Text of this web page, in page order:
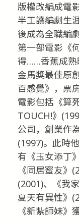
版權改編成電
半工讀編劇生
後成為全職編
第一部電影《
得……香蕉成熟
金馬獎最佳原
百感覺》，票
電影包括《算
TOUCH!》
公司，創業作
(1997)。此時
有《玉女添丁
《同居蜜友》
(2001)、《我
夏天有異性》
《新紮師妹》